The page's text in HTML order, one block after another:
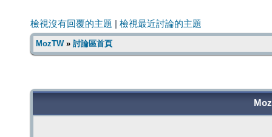
檢視沒有回覆的主題 檢視最近討論的主題
MozTW» 討論區首頁